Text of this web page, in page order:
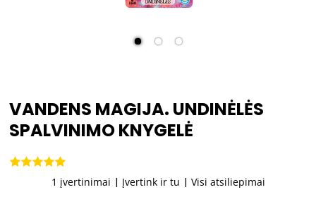
VANDENS MAGIJA. UNDINĖLĖS
SPALVINIMO KNYGELĖ
1 įvertinimai | Įvertink ir tu | Visi atsiliepimai